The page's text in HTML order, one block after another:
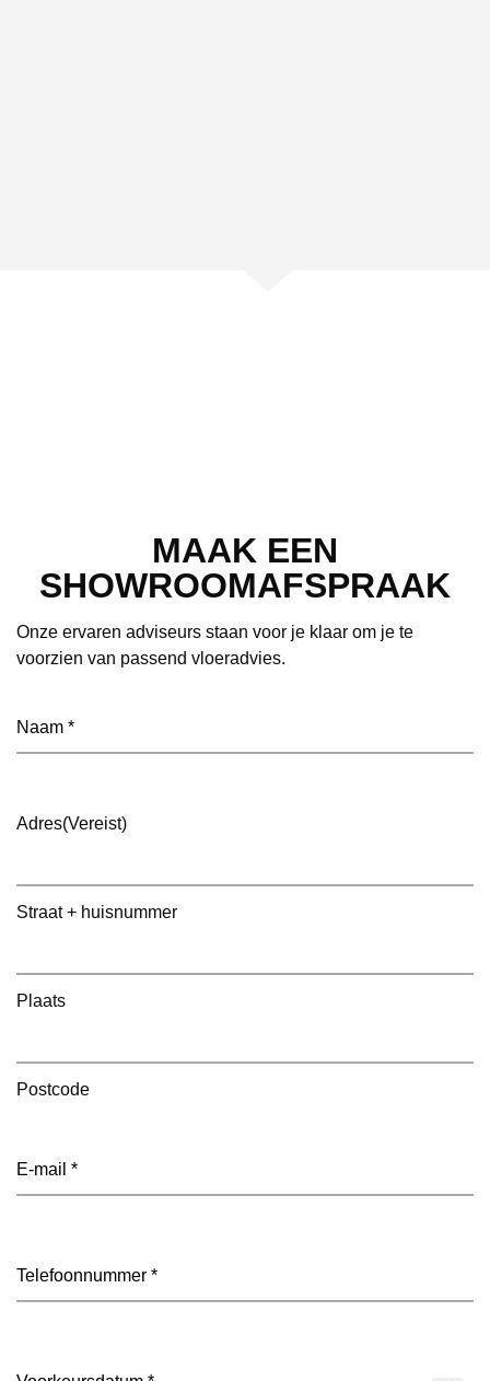
MAAK EEN
SHOWROOMAFSPRAAK
Onze ervaren adviseurs staan voor je klaar om je te
voorzien van passend vloeradvies.
Naam (Vereist)
Adres(Vereist)
Straat + huisnummer
Plaats
Postcode
E-
Telefoon
Datum (Vereist)